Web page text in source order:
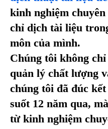
kinh nghiệm
chỉ dịch tài liệu
môn của mình.
Chúng tôi không
quản lý chất lượng
chúng tôi đã đúc
suốt 12 năm qua,
từ kinh nghiệm